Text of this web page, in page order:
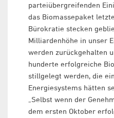
parteiübergreifenden
das Biomassepaket
Bürokratie stecken
Milliardenhöhe in unser
werden zurückgehalten
hunderte erfolgreiche
stillgelegt werden, die
Energiesystems hätten
„Selbst wenn der
dem ersten Oktober